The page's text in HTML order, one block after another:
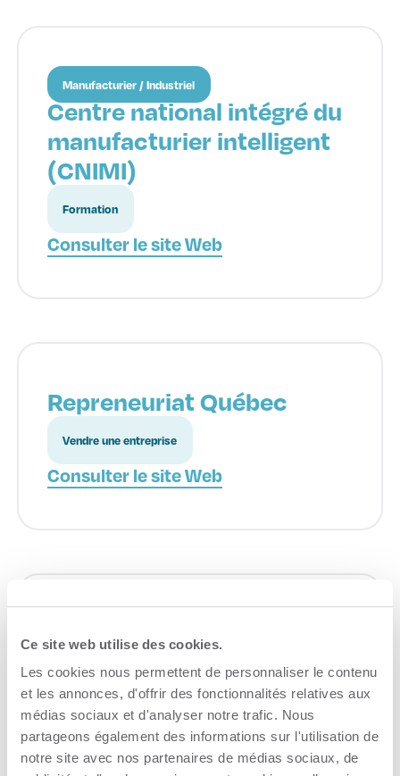
Ce site web utilise des cookies.
Les cookies nous permettent de personnaliser le contenu
et les annonces, d'offrir des fonctionnalités relatives aux
médias sociaux et d'analyser notre trafic. Nous
partageons également des informations sur l'utilisation de
notre site avec nos partenaires de médias sociaux, de
Manufacturier / Industriel
Centre national intégré du
manufacturier intelligent
(CNIMI)
Formation
Consulter le site Web
Repreneuriat Québec
Vendre une entreprise
Consulter le site Web
La Ruche Mauricie
Financement
Consulter le site Web